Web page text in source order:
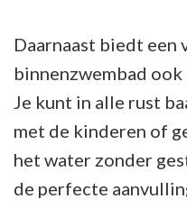
Daarnaast biedt een
binnenzwembad
Je kunt in alle rust
met de kinderen of
het water zonder
de perfecte